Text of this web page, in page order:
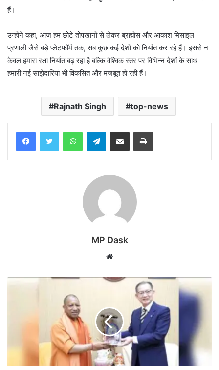
हैं।
उन्होंने कहा, आज हम छोटे तोपखानों से लेकर ब्रह्मोस और आकाश मिसाइल
प्रणाली जैसे बड़े प्लेटफॉर्म तक, सब कुछ कई देशों को निर्यात कर रहे हैं। इससे न
केवल हमारा रक्षा निर्यात बढ़ रहा है बल्कि वैश्विक स्तर पर विभिन्न देशों के साथ
हमारी नई साझेदारियां भी विकसित और मजबूत हो रही हैं।
Rajnath Singh top-news
WhatsAppTelegramShare via Email Print
MP Dask
Website